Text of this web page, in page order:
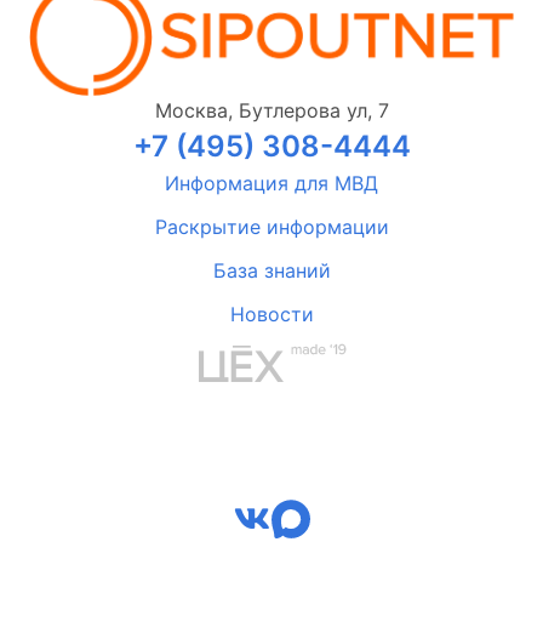
Москва, Бутлерова ул, 7
+7 (495) 308-4444
Информация для МВД
Раскрытие информации
База знаний
Новости